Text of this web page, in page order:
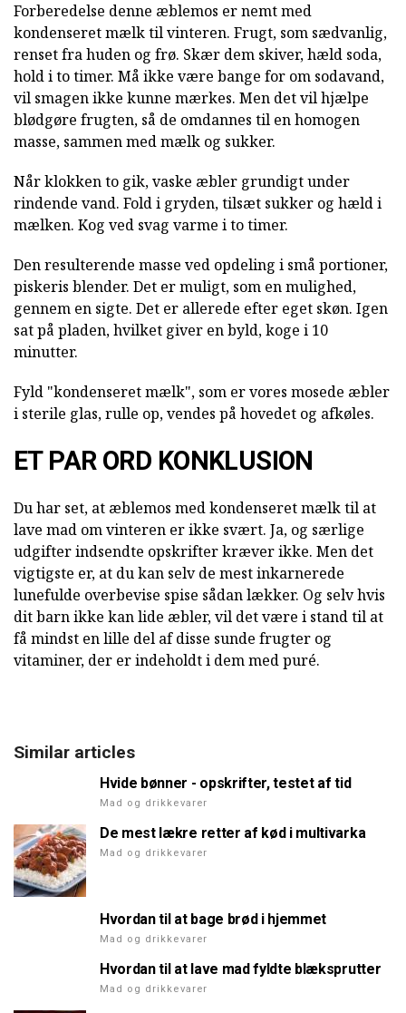
Forberedelse denne æblemos er nemt med
kondenseret mælk til vinteren. Frugt, som sædvanlig,
renset fra huden og frø. Skær dem skiver, hæld soda,
hold i to timer. Må ikke være bange for om sodavand,
vil smagen ikke kunne mærkes. Men det vil hjælpe
blødgøre frugten, så de omdannes til en homogen
masse, sammen med mælk og sukker.
Når klokken to gik, vaske æbler grundigt under
rindende vand. Fold i gryden, tilsæt sukker og hæld i
mælken. Kog ved svag varme i to timer.
Den resulterende masse ved opdeling i små portioner,
piskeris blender. Det er muligt, som en mulighed,
gennem en sigte. Det er allerede efter eget skøn. Igen
sat på pladen, hvilket giver en byld, koge i 10
minutter.
Fyld "kondenseret mælk", som er vores mosede æbler
i sterile glas, rulle op, vendes på hovedet og afkøles.
ET PAR ORD KONKLUSION
Du har set, at æblemos med kondenseret mælk til at
lave mad om vinteren er ikke svært. Ja, og særlige
udgifter indsendte opskrifter kræver ikke. Men det
vigtigste er, at du kan selv de mest inkarnerede
lunefulde overbevise spise sådan lækker. Og selv hvis
dit barn ikke kan lide æbler, vil det være i stand til at
få mindst en lille del af disse sunde frugter og
vitaminer, der er indeholdt i dem med puré.
Similar articles
Hvide bønner - opskrifter, testet af tid
Mad og drikkevarer
De mest lækre retter af kød i multivarka
Mad og drikkevarer
Hvordan til at bage brød i hjemmet
Mad og drikkevarer
Hvordan til at lave mad fyldte blæksprutter
Mad og drikkevarer